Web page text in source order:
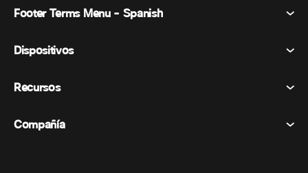
Webex Suite
Mensajería
Eventos
Footer Terms Menu - Spanish
Términos y condiciones
Marcas comerciales
Dispositivos
Dispositivos de la habitación
Recursos
Precios
Compañía